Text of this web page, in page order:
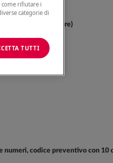
con GTL-6 cifre)
numeri, codice preventivo con 10
come rifiutare i
categorie di
TUTTI